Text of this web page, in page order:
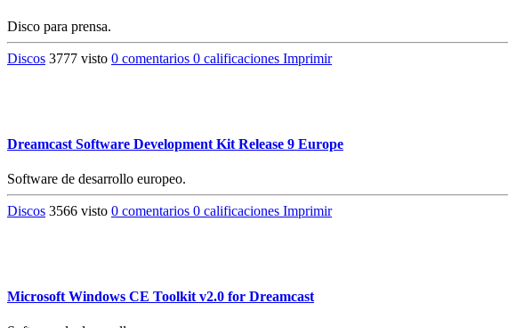
Disco para prensa.
Discos 3777 visto 0 comentarios 0 calificaciones Imprimir
Dreamcast Software Development Kit Release 9 Europe
Software de desarrollo europeo.
Discos 3566 visto 0 comentarios 0 calificaciones Imprimir
Microsoft Windows CE Toolkit v2.0 for Dreamcast